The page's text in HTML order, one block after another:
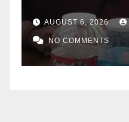
AUGUST 6, 2026
NO COMMENTS